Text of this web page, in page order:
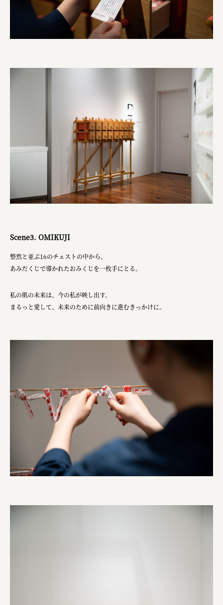
Scene3. OMIKUJI
整然と並ぶ16のチェストの中から、
あみだくじで導かれたおみくじを一枚手にとる。
私の肌の未来は、今の私が映し出す。
まるっと愛して、未来のために前向きに進むきっかけに。